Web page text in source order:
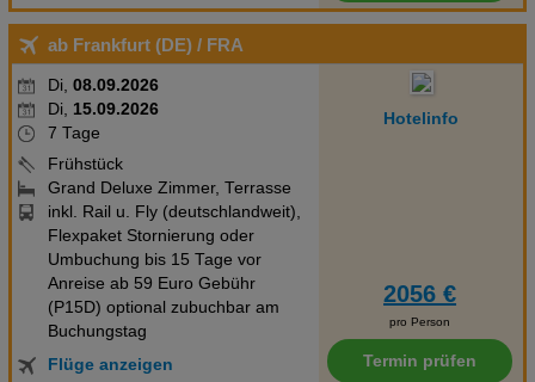
ab Frankfurt (DE) / FRA
Di, 08.09.2026
Di, 15.09.2026
7 Tage
Frühstück
Grand Deluxe Zimmer, Terrasse
inkl. Rail u. Fly (deutschlandweit),
Flexpaket Stornierung oder
Umbuchung bis 15 Tage vor
Anreise ab 59 Euro Gebühr
(P15D) optional zubuchbar am
Buchungstag
Flüge anzeigen
Hotelinfo
2056 €
pro Person
Termin prüfen